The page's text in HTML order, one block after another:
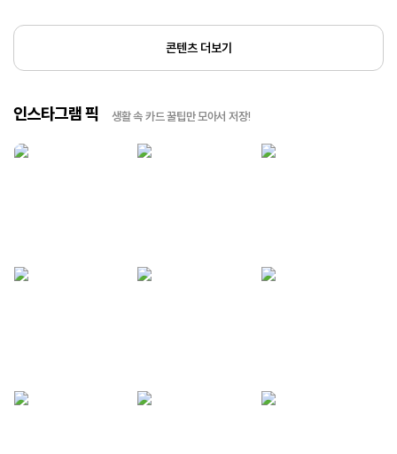
콘텐츠 더보기
인스타그램 픽 생활 속 카드 꿀팁만 모아서 저장!